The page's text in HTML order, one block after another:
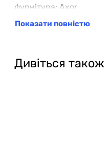
фурнітура: Axor.
Вікно Преміум - 3150рн;
склопакет: два скла
фурнітура: Axor.
Показати повністю
Дивіться також